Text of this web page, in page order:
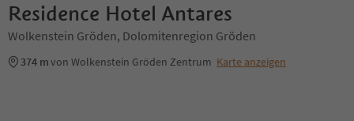
Residence Hotel Antares
Wolkenstein Gröden, Dolomitenregion Gröden
374 mvon Wolkenstein Gröden Zentrum Karte anzeigen